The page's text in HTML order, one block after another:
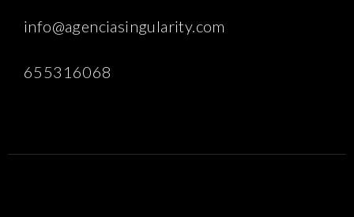
info@agenciasingularity.com
655316068